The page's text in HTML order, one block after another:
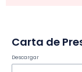
Descargar